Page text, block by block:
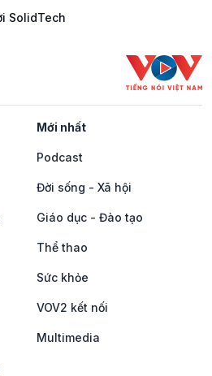
SolidTech
Mới nhất
Podcast
Đời sống - Xã hội
Giáo dục - Đào tạo
Thể thao
Sức khỏe
VOV2 kết nối
Multimedia